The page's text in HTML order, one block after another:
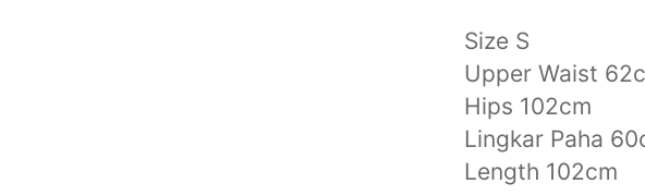
Size S
Upper Waist
Hips 102cm
Lingkar Paha
Length 102cm